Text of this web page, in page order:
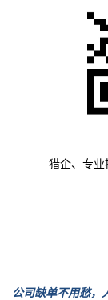
猎企、专业
公司缺单不用愁，